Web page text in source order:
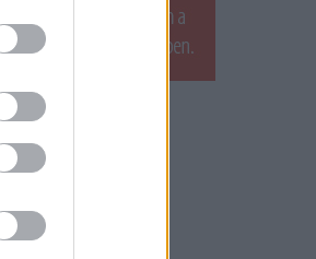
LÁTTUK LEGUTÓBB
by filmnaplo